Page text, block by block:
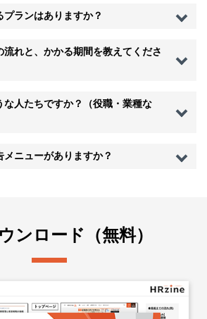
プランはありますか？
流れと、かかる期間を教えてくださ
な人たちですか？（役職・業種な
メニューがありますか？
ンロード（無料）